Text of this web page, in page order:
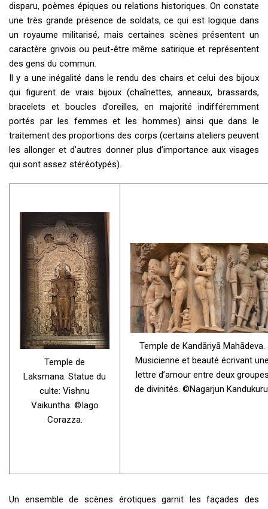
disparu, poèmes épiques ou relations historiques. On constate
une très grande présence de soldats, ce qui est logique dans
un royaume militarisé, mais certaines scènes présentent un
caractère grivois ou peut-être même satirique et représentent
des gens du commun.
Il y a une inégalité dans le rendu des chairs et celui des bijoux
qui figurent de vrais bijoux (chaînettes, anneaux, brassards,
bracelets et boucles d’oreilles, en majorité indifféremment
portés par les femmes et les hommes) ainsi que dans le
traitement des proportions des corps (certains ateliers peuvent
les allonger et d’autres donner plus d’importance aux visages
qui sont assez stéréotypés).
Temple de
Laksmana. Statue du
culte: Vishnu
Vaikuntha. ©Iago
Corazza.
Temple de Kandāriyā Mahādeva.
Musicienne et beauté écrivant
lettre d’amour entre deux
de divinités. ©Nagarjun
Un ensemble de scènes érotiques garnit les façades des